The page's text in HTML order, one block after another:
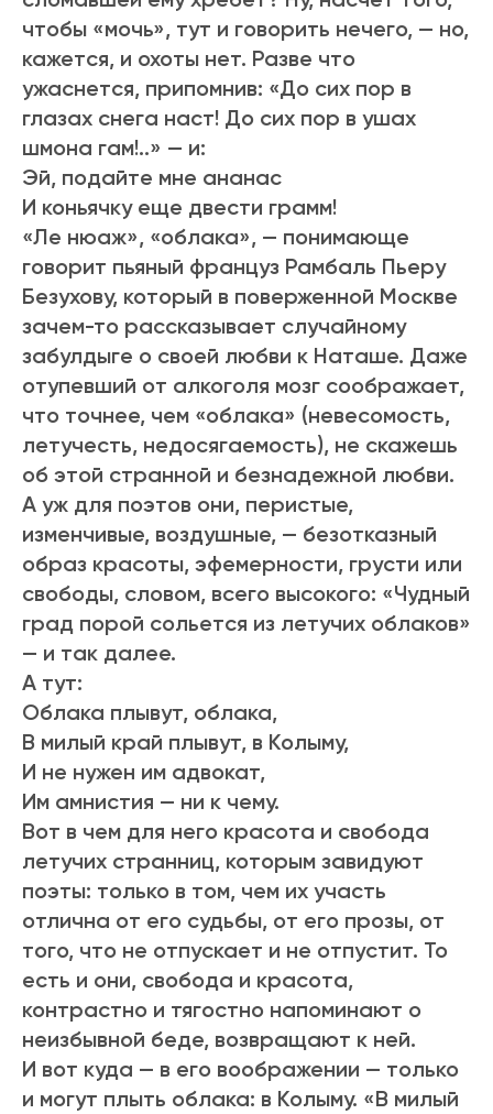
чтобы «мочь», тут и говорить нечего, — но,
кажется, и охоты нет. Разве что
ужаснется, припомнив: «До сих пор в
глазах снега наст! До сих пор в ушах
шмона гам!..» — и:
Эй, подайте мне ананас
И коньячку еще двести грамм!
«Ле нюаж», «облака», — понимающе
говорит пьяный француз Рамбаль Пьеру
Безухову, который в поверженной Москве
зачем-то рассказывает случайному
забулдыге о своей любви к Наташе. Даже
отупевший от алкоголя мозг соображает,
что точнее, чем «облака» (невесомость,
летучесть, недосягаемость), не скажешь
об этой странной и безнадежной любви.
А уж для поэтов они, перистые,
изменчивые, воздушные, — безотказный
образ красоты, эфемерности, грусти или
свободы, словом, всего высокого: «Чудный
град порой сольется из летучих облаков»
— и так далее.
А тут:
Облака плывут, облака,
В милый край плывут, в Колыму,
И не нужен им адвокат,
Им амнистия — ни к чему.
Вот в чем для него красота и свобода
летучих странниц, которым завидуют
поэты: только в том, чем их участь
отлична от его судьбы, от его прозы, от
того, что не отпускает и не отпустит. То
есть и они, свобода и красота,
контрастно и тягостно напоминают о
неизбывной беде, возвращают к ней.
И вот куда — в его воображении — только
и могут плыть облака: в Колыму. «В милый